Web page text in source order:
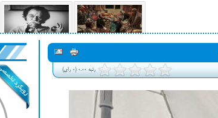
رتبه 0.00 (0 رای)